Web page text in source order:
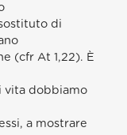
di
(cfr At 1,22). È
vita dobbiamo
a mostrare